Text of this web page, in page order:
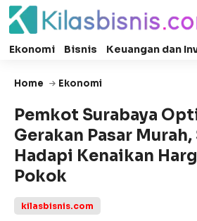
Ekonomi Bisnis Keuangan dan
Home Ekonomi
Pemkot Surabaya
Gerakan Pasar
Hadapi Kenaikan
Pokok
kilasbisnis.com